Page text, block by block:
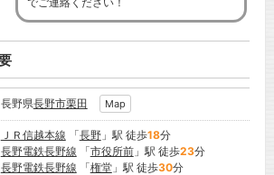
長野県長野市栗田 Map
ＪＲ信越本線 「長野」駅 徒歩18分
長野電鉄長野線 「市役所前」駅 徒歩23分
長野電鉄長野線 「権堂」駅 徒歩30分